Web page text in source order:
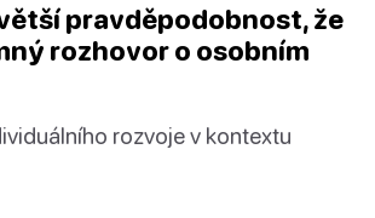
pravděpodobnost, že
rozhovor o osobním
rozvoje v kontextu